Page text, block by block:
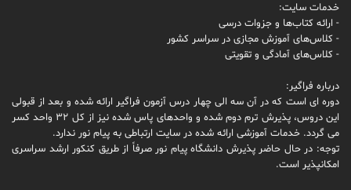
خدمات سایت:
- ارائه کتاب‌ها و جزوات درسی
- کلاس‌های آموزش مجازی در سراسر کشور
- کلاس‌های آمادگی و تقویتی
درباره فراگیر:
دوره ای است که در آن سه الی چهار درس آزمون فراگیر ارائه شده و بعد از قبولی
این دروس، پذیرش ترم دوم شده و واحدهای پاس شده نیز از کل 32 واحد کسر
می گردد. خدمات آموزشی ارائه شده در سایت ارتباطی به پیام نور ندارد.
توجه: در حال حاضر پذیرش دانشگاه پیام نور صرفاً از طریق کنکور ارشد سراسری
امکانپذیر است.